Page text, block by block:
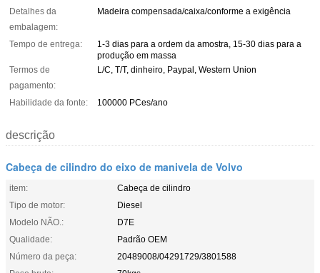
Detalhes da
embalagem:
Madeira compensada/caixa/conforme a exigência
Tempo de entrega:
1-3 dias para a ordem da amostra, 15-30 dias para a
produção em massa
Termos de
pagamento:
L/C, T/T, dinheiro, Paypal, Western Union
Habilidade da fonte: 100000 PCes/ano
descrição
Cabeça de cilindro do eixo de manivela de Volvo
item:
Cabeça de cilindro
Tipo de motor:
Diesel
Modelo NÃO.:
D7E
Qualidade:
Padrão OEM
Número da peça:
20489008/04291729/3801588